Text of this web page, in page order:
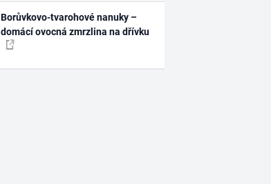
Borůvkovo-tvarohové nanuky –
domácí ovocná zmrzlina na dřívku